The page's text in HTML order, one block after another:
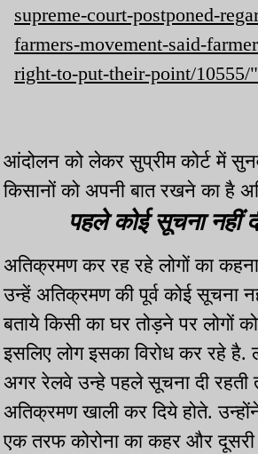
supreme-court-postponed-
farmers-movement-said-
right-to-put-their-point/10555/
आंदोलन को लेकर सुप्रीम कोर्ट में
किसानों को अपनी बात रखने का है
पहले कोई सूचना नहीं
अतिक्रमण कर रह रहे लोगों का कहना
उन्हें अतिक्रमण की पूर्व कोई सूचना
बताये किसी का घर तोड़ने पर लोगों
इसलिए लोग इसका विरोध कर रहे है.
अगर रेलवे उन्हे पहले सूचना दी रहती
अतिक्रमण खाली कर दिये होते.
एक तरफ कोरोना का कहर और